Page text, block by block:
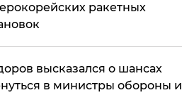
ракетных
высказался о шансах
в министры обороны и